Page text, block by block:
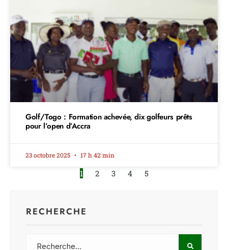
Golf/Togo : Formation achevée, dix golfeurs prêts
pour l’open d’Accra
23 octobre 2025 17 h 42 min
1 2 3 4 5
RECHERCHE